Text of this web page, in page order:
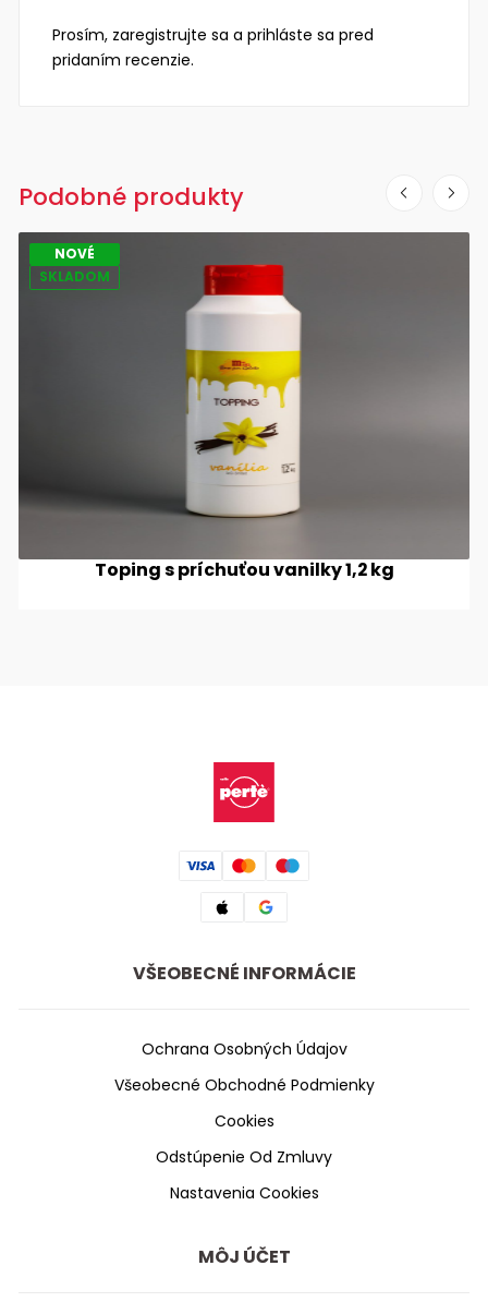
Prosím, zaregistrujte sa a prihláste sa pred
pridaním recenzie.
Podobné produkty
NOVÉ
SKLADOM
Toping s príchuťou vanilky 1,2 kg
VŠEOBECNÉ INFORMÁCIE
Ochrana Osobných Údajov
Všeobecné Obchodné Podmienky
Cookies
Odstúpenie Od Zmluvy
Nastavenia Cookies
MÔJ ÚČET